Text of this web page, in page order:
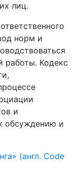
лиц.
норм и
работы. Кодекс
и
обсуждению и
(англ. Code